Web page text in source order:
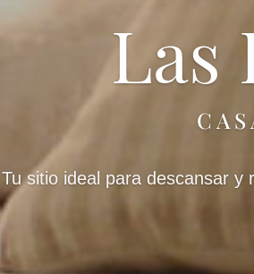
Las
Tu sitio ideal para descansar y